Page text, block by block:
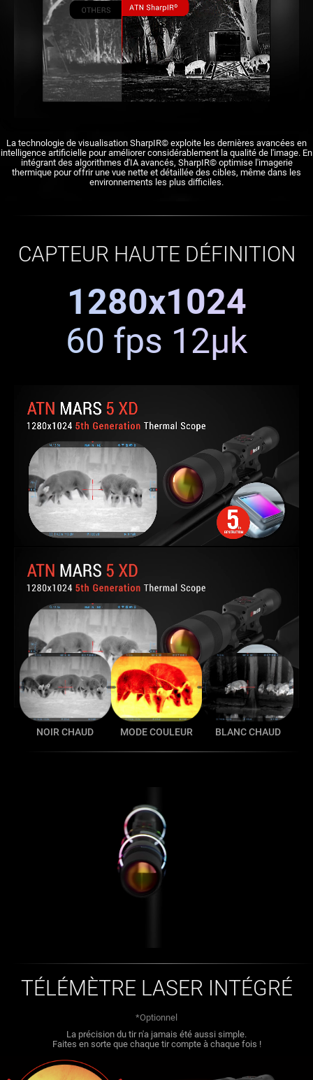
La technologie de visualisation SharpIR© exploite les dernières avancées en
intelligence artificielle pour améliorer considérablement la qualité de l'image. En
intégrant des algorithmes d'IA avancés, SharpIR© optimise l'imagerie
thermique pour offrir une vue nette et détaillée des cibles, même dans les
environnements les plus difficiles.
CAPTEUR HAUTE DÉFINITION
1280x1024
60 fps 12μk
NOIR CHAUD MODE COULEUR BLANC CHAUD
TÉLÉMÈTRE LASER INTÉGRÉ
*Optionnel
La précision du tir n'a jamais été aussi simple.
Faites en sorte que chaque tir compte à chaque fois !